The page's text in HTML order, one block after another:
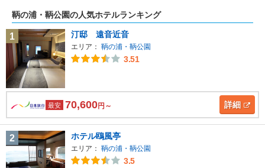
鞆の浦・鞆公園の人気ホテルランキング
1 汀邸 遠音近音
エリア： 鞆の浦・鞆公園
3.51
最安 70,600円～ 詳細
2 ホテル鴎風亭
エリア： 鞆の浦・鞆公園
3.5